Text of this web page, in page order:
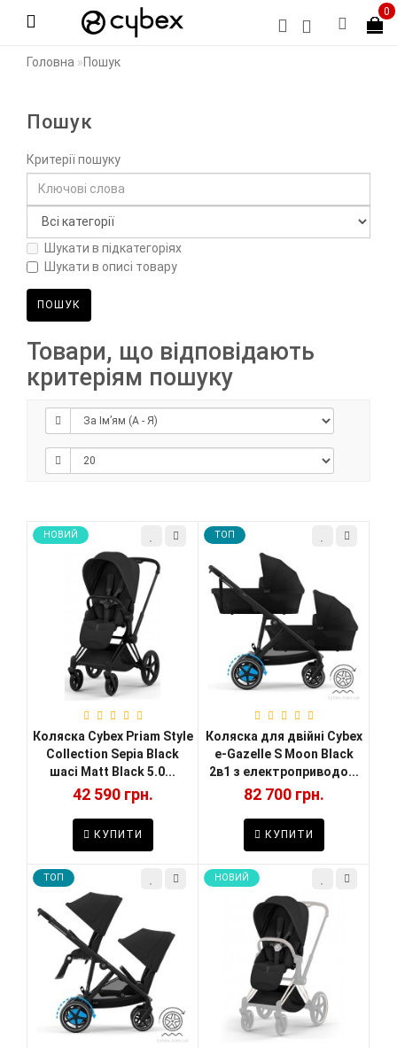
0
Головна Пошук
Пошук
Критерії пошуку
Шукати в підкатегоріях
Шукати в описі товару
Товари, що відповідають
критеріям пошуку
НОВИЙ
Коляска Cybex Priam Style
Collection Sepia Black
шасі Matt Black 5.0...
42 590 грн.
КУПИТИ
TOП
Коляска для двійні Cybex
e-Gazelle S Moon Black
2в1 з електроприводо...
82 700 грн.
КУПИТИ
TOП НОВИЙ